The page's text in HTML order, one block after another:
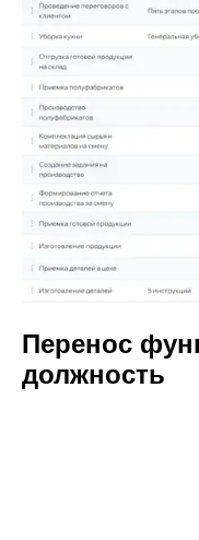
Перенос
должность